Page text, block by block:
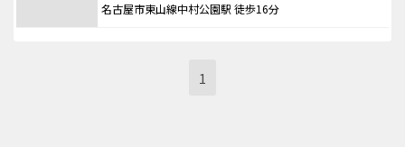
名古屋市東山線中村公園駅 徒歩16分
1